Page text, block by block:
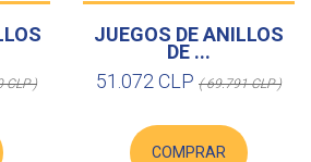
CLP )
JUEGOS DE ANILLOS
DE ...
51.072 CLP ( 69.791 CLP )
COMPRAR